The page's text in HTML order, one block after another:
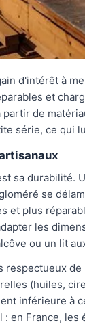
d'intérêt à
et
de
série, ce
sa durabilité.
se
et plus
les
ou un lit
respectueux
(huiles,
inférieure à
: en France,